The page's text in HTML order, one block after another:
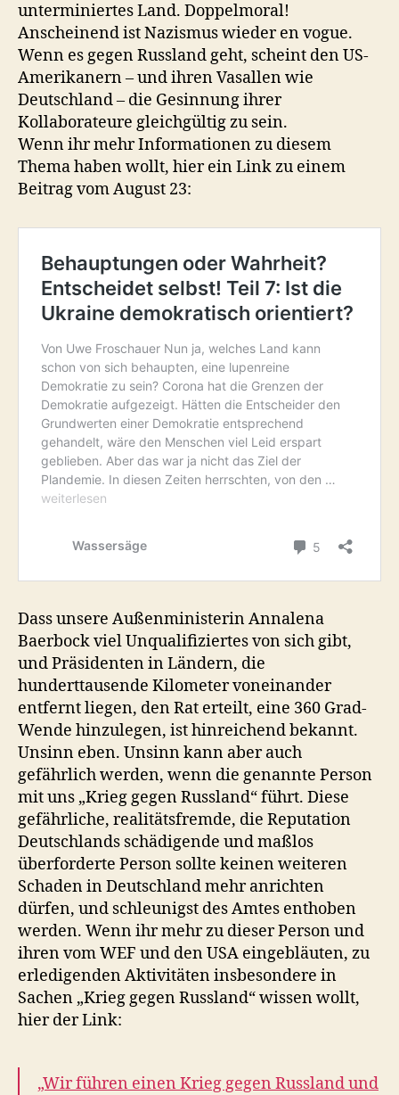
unterminiertes Land. Doppelmoral!
Anscheinend ist Nazismus wieder en vogue.
Wenn es gegen Russland geht, scheint den US-
Amerikanern – und ihren Vasallen wie
Deutschland – die Gesinnung ihrer
Kollaborateure gleichgültig zu sein.
Wenn ihr mehr Informationen zu diesem
Thema haben wollt, hier ein Link zu einem
Beitrag vom August 23:
Dass unsere Außenministerin Annalena
Baerbock viel Unqualifiziertes von sich gibt,
und Präsidenten in Ländern, die
hunderttausende Kilometer voneinander
entfernt liegen, den Rat erteilt, eine 360 Grad-
Wende hinzulegen, ist hinreichend bekannt.
Unsinn eben. Unsinn kann aber auch
gefährlich werden, wenn die genannte Person
mit uns „Krieg gegen Russland“ führt. Diese
gefährliche, realitätsfremde, die Reputation
Deutschlands schädigende und maßlos
überforderte Person sollte keinen weiteren
Schaden in Deutschland mehr anrichten
dürfen, und schleunigst des Amtes enthoben
werden. Wenn ihr mehr zu dieser Person und
ihren vom WEF und den USA eingebläuten, zu
erledigenden Aktivitäten insbesondere in
Sachen „Krieg gegen Russland“ wissen wollt,
hier der Link:
„Wir führen einen Krieg gegen Russland und